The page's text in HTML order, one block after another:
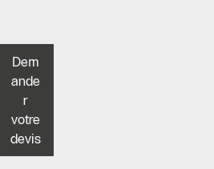
Dem
ande
r
votre
devis